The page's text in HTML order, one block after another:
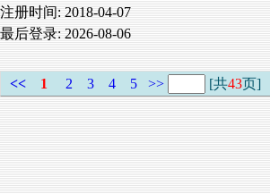
注册时间: 2018-04-07
最后登录: 2026-08-06
<< 1 2 3 4 5 >> [共43页]